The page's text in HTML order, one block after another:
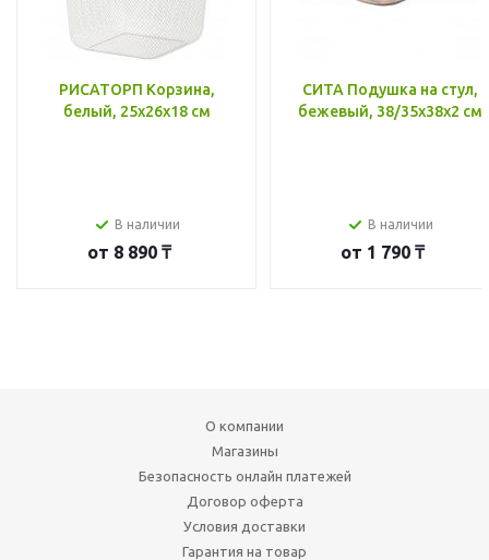
РИСАТОРП Корзина,
белый, 25x26x18 см
В наличии
от 8 890 ₸
СИТА Подушка на стул,
бежевый, 38/35x38x2 см
В наличии
от 1 790 ₸
О компании
Магазины
Безопасность онлайн платежей
Договор оферта
Условия доставки
Гарантия на товар